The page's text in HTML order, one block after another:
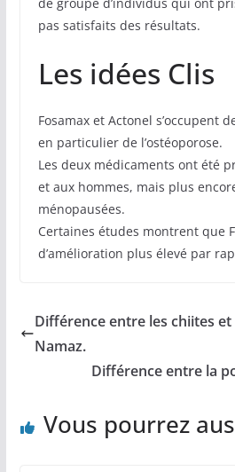
pas satisfaits des résultats.
Les idées Clis
Fosamax et Actonel s’occupent
en particulier de l’ostéoporose.
Les deux médicaments ont été
et aux hommes, mais plus
ménopausées.
Certaines études montrent que
d’amélioration plus élevé par
Différence entre les chiites
Namaz.
Différence entre la
Vous pourrez